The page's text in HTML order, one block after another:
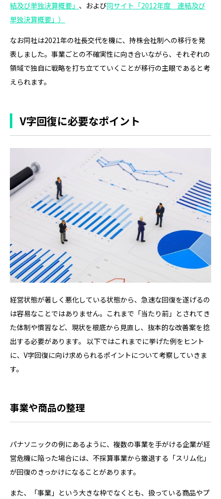
結及び単独決算概要」 、および同サイト「2012年度 連結及び
単独決算概要」）
なお同社は2021年の社長交代を機に、持株会社制への移行を発
表しました。事業ごとの不確実性に向き合いながら、それぞれの
領域で独自に戦略を打ち立てていくことが移行の主眼であると考
えられます。
V字回復に必要なポイント
経営状態が著しく悪化している状態から、急速な回復を遂げるの
は容易なことではありません。これまで「当たり前」とされてき
た体制や慣習など、現状を根底から見直し、抜本的な改善案を捻
出する必要があります。 以下ではこれまでに挙げた例をヒント
に、V字回復に向け求められるポイントについて考察していきま
す。
事業や商品の整理
パナソニックの例にあるように、複数の事業を手がける企業が経
営危機に陥った場合には、不採算事業から撤退する「スリム化」
が回復のきっかけになることがあります。
また、「事業」という大きな枠でなくとも、扱っている商品やプ